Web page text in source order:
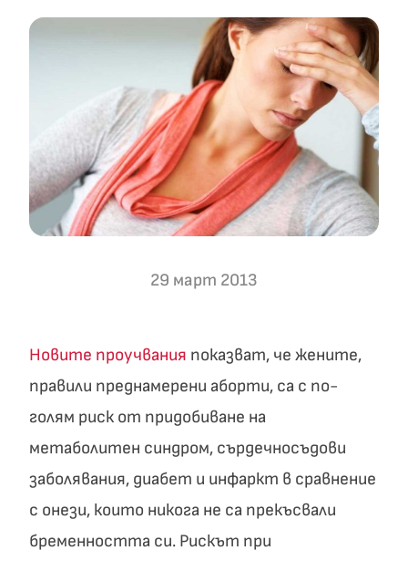
29 март 2013
Новите проучвания показват, че жените,
правили преднамерени аборти, са с по-
голям риск от придобиване на
метаболитен синдром, сърдечносъдови
заболявания, диабет и инфаркт в сравнение
с онези, които никога не са прекъсвали
бременността си. Рискът при